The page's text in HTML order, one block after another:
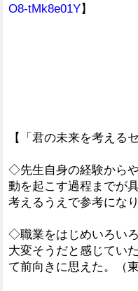
O8-tMk8e01Y】
【「君の未来を考える
◇先生自身の経験から
動を起こす過程までが
考えるうえで参考にな
◇職業をはじめいろい
大変そうだと感じてい
て前向きに思えた。（